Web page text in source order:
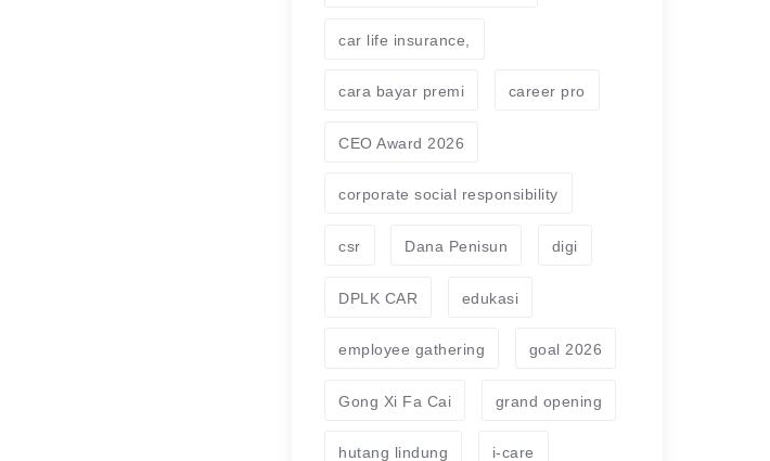
car life insurance,
cara bayar premi career pro
CEO Award 2026
corporate social responsibility
csr Dana Penisun digi
DPLK CAR edukasi
employee gathering goal 2026
Gong Xi Fa Cai grand opening
hutang lindung i-care